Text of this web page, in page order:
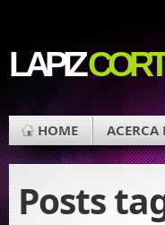
LAPIZ
HOME ACERCA
Posts